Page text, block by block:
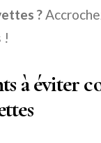
?
!
à éviter